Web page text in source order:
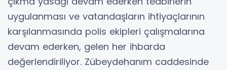
uygulanması ve vatandaşların ihtiyaçlarının
karşılanmasında polis ekipleri çalışmalarına
devam ederken, gelen her ihbarda
değerlendiriliyor. Zübeydehanım caddesinde